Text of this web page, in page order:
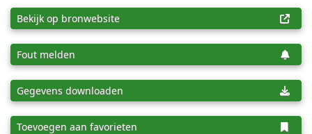
Bekijk op bronwebsite
Fout melden
Gegevens downloaden
Toevoegen aan favorieten